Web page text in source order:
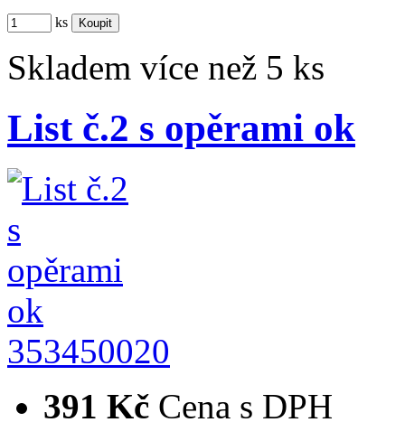
ks
Skladem více než 5 ks
List č.2 s opěrami ok
353450020
391 Kč Cena s DPH